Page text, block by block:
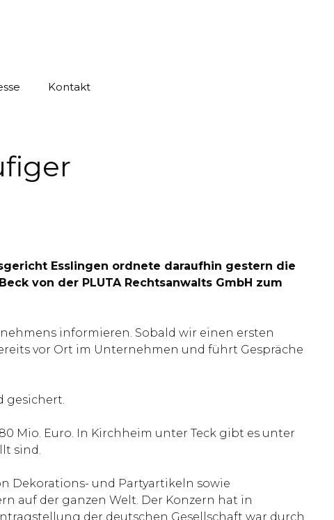
Kontakt
Esslingen ordnete daraufhin gestern die
von der PLUTA Rechtsanwalts GmbH zum
informieren. Sobald wir einen ersten
vor Ort im Unternehmen und führt Gespräche
gesichert.
Mio. Euro. In Kirchheim unter Teck gibt es unter
sind.
Dekorations- und Partyartikeln sowie
auf der ganzen Welt. Der Konzern hat in
der deutschen Gesellschaft war durch